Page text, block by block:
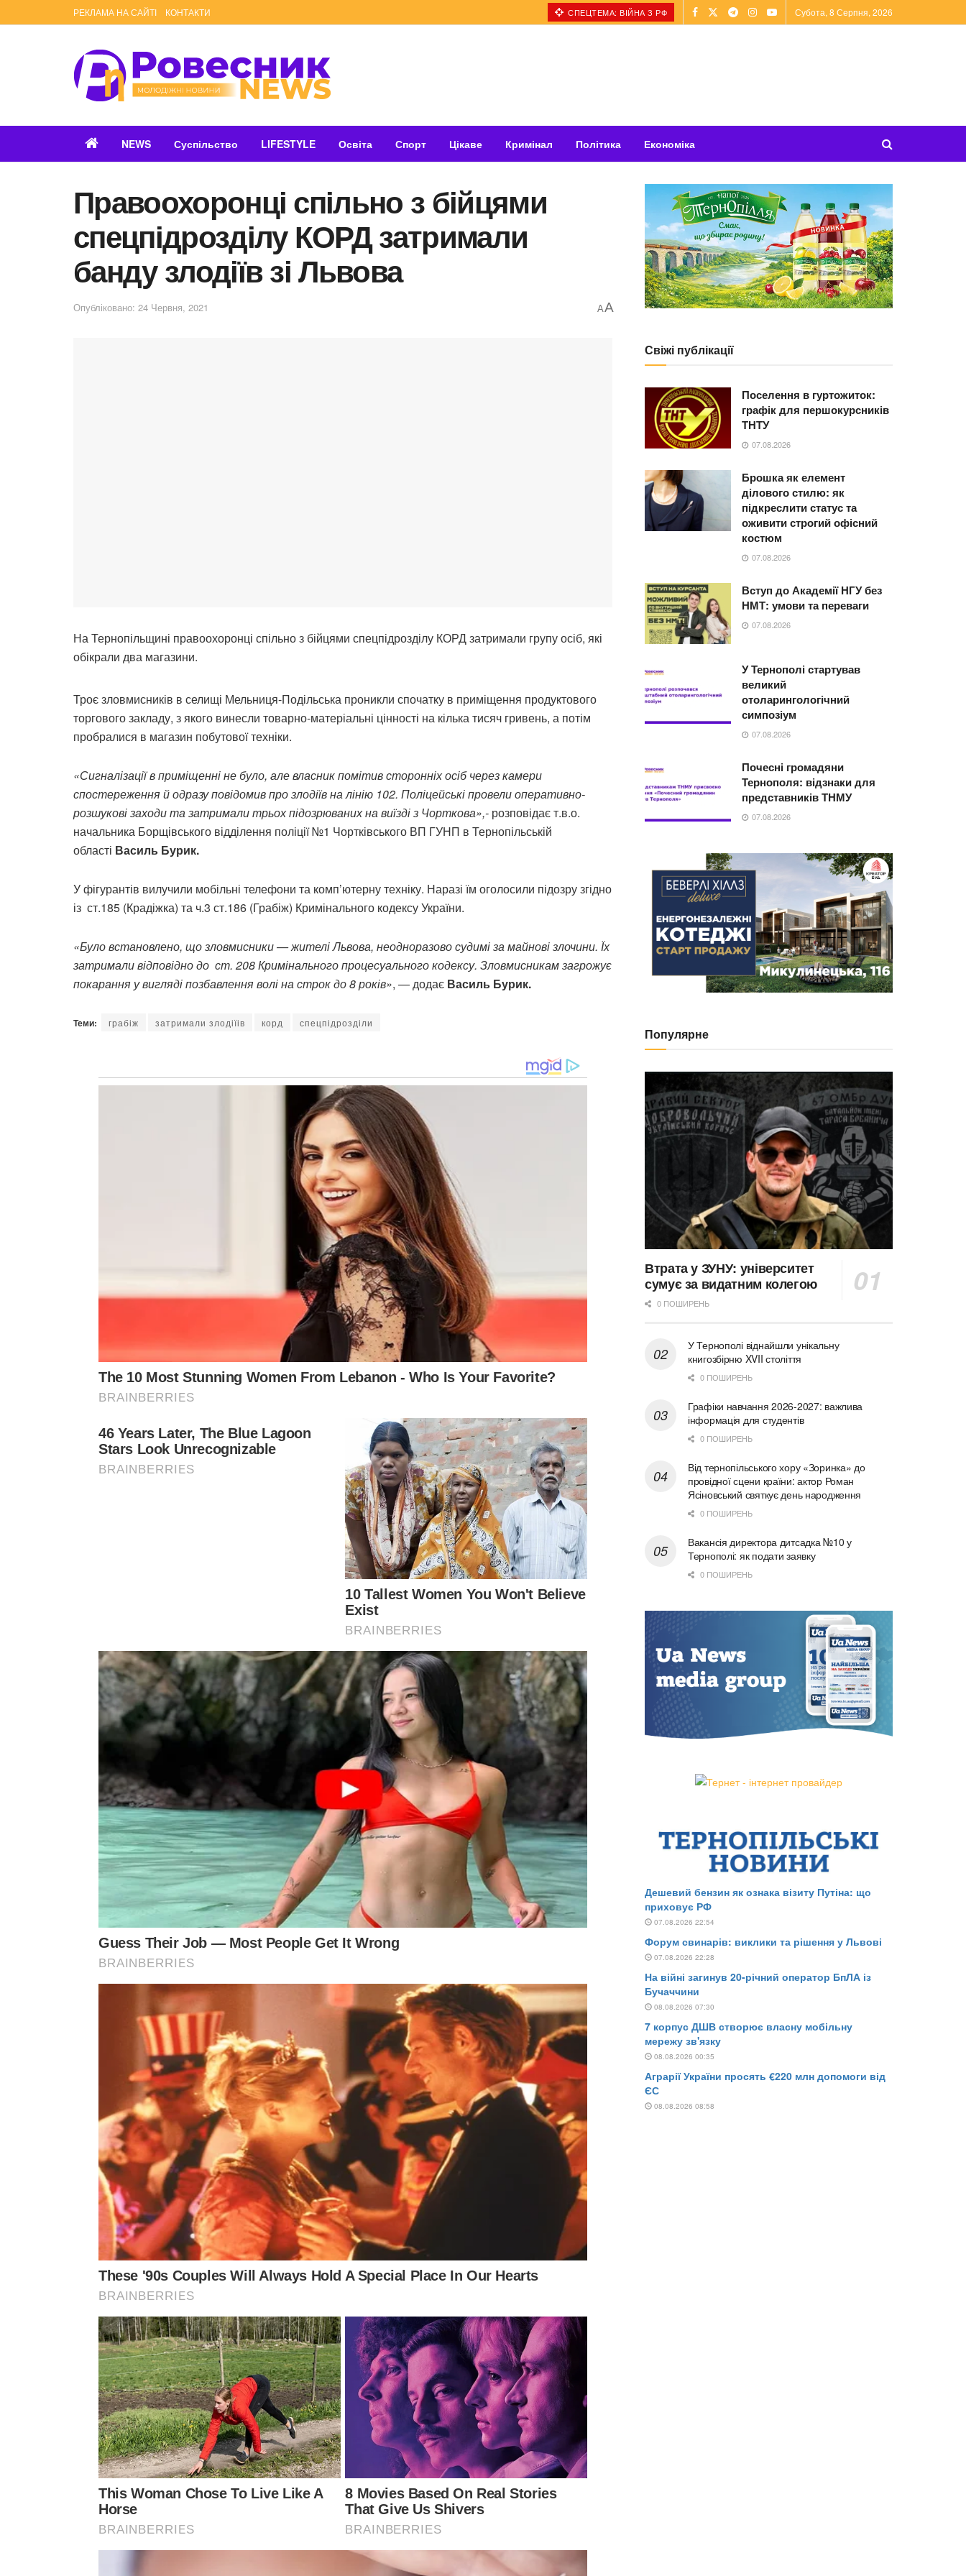
РЕКЛАМА НА САЙТІ КОНТАКТИ СПЕЦТЕМА: ВІЙНА З РФ Субота, 8 Серпня, 2026
NEWS Суспільство LIFESTYLE Освіта Спорт Цікаве Кримінал Політика Економіка
Правоохоронці спільно з бійцями
спецпідрозділу КОРД затримали
банду злодіїв зі Львова
Опубліковано: 24 Червня, 2021 AA
На Тернопільщині правоохоронці спільно з бійцями спецпідрозділу КОРД затримали групу осіб, які
обікрали два магазини.
Троє зловмисників в селищі Мельниця-Подільська проникли спочатку в приміщення продуктового
торгового закладу, з якого винесли товарно-матеріальні цінності на кілька тисяч гривень, а потім
пробралися в магазин побутової техніки.
«Сигналізації в приміщенні не було, але власник помітив сторонніх осіб через камери
спостереження й одразу повідомив про злодіїв на лінію 102. Поліцейські провели оперативно-
розшукові заходи та затримали трьох підозрюваних на виїзді з Чорткова»,- розповідає т.в.о.
начальника Борщівського відділення поліції №1 Чортківського ВП ГУНП в Тернопільській
області Василь Бурик.
У фігурантів вилучили мобільні телефони та комп’ютерну техніку. Наразі їм оголосили підозру згідно
із ст.185 (Крадіжка) та ч.3 ст.186 (Грабіж) Кримінального кодексу України.
«Було встановлено, що зловмисники — жителі Львова, неодноразово судимі за майнові злочини. Їх
затримали відповідно до ст. 208 Кримінального процесуального кодексу. Зловмисникам загрожує
покарання у вигляді позбавлення волі на строк до 8 років», — додає Василь Бурик.
Теми: грабіж затримали злодіїів корд спецпідрозділи
Свіжі публікації
Поселення в гуртожиток:
графік для першокурсників
ТНТУ
07.08.2026
Брошка як елемент
ділового стилю: як
підкреслити статус та
оживити строгий офісний
костюм
07.08.2026
Вступ до Академії НГУ без
НМТ: умови та переваги
07.08.2026
У Тернополі стартував
великий
отоларингологічний
симпозіум
07.08.2026
Почесні громадяни
Тернополя: відзнаки для
представників ТНМУ
07.08.2026
Популярне
Втрата у ЗУНУ: університет
сумує за видатним колегою
0 ПОШИРЕНЬ
У Тернополі віднайшли унікальну
книгозбірню XVII століття
0 ПОШИРЕНЬ
Графіки навчання 2026-2027: важлива
інформація для студентів
0 ПОШИРЕНЬ
Від тернопільського хору «Зоринка» до
провідної сцени країни: актор Роман
Ясіновський святкує день народження
0 ПОШИРЕНЬ
Вакансія директора дитсадка №10 у
Тернополі: як подати заявку
0 ПОШИРЕНЬ